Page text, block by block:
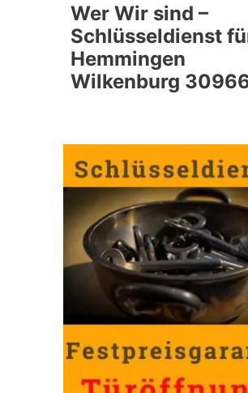
Wer Wir sind –
Schlüsseldienst
Hemmingen
Wilkenburg